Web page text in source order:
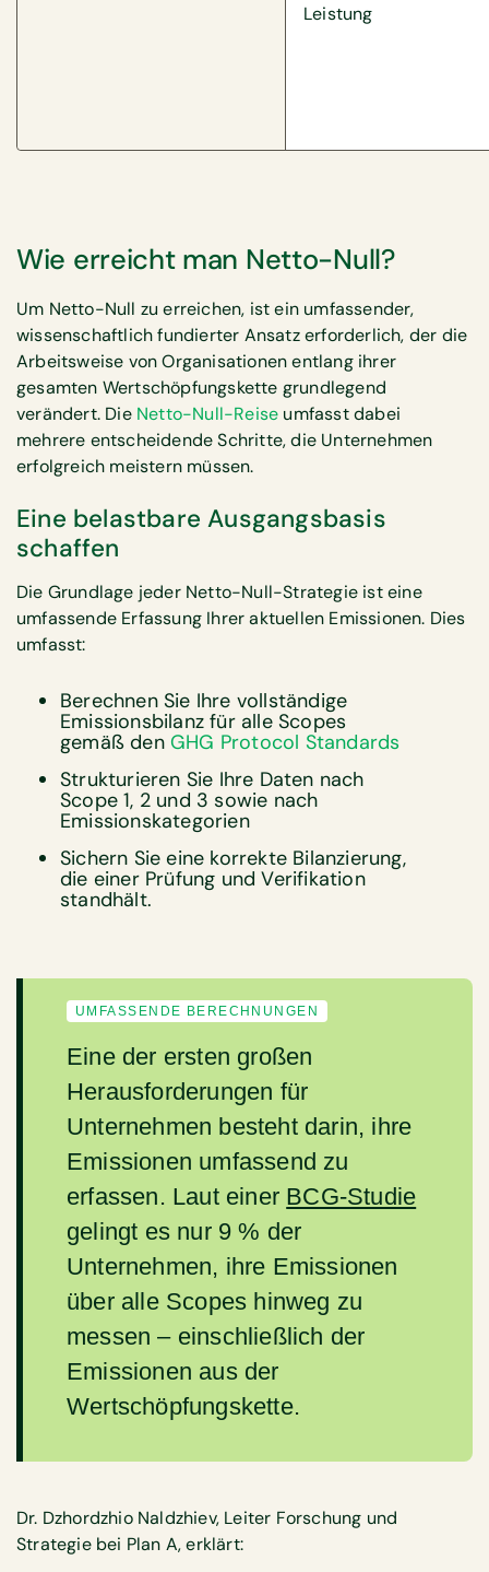
Leistung
Wie erreicht man Netto-Null?
Um Netto-Null zu erreichen, ist ein umfassender,
wissenschaftlich fundierter Ansatz erforderlich, der die
Arbeitsweise von Organisationen entlang ihrer
gesamten Wertschöpfungskette grundlegend
verändert. DieNetto-Null-Reise umfasst dabei
mehrere entscheidende Schritte, die Unternehmen
erfolgreich meistern müssen.
Eine belastbare Ausgangsbasis
schaffen
Die Grundlage jeder Netto-Null-Strategie ist eine
umfassende Erfassung Ihrer aktuellen Emissionen. Dies
umfasst:
Berechnen Sie Ihre vollständige
Emissionsbilanz für alle Scopes
gemäß den GHG Protocol Standards
Strukturieren Sie Ihre Daten nach
Scope 1, 2 und 3 sowie nach
Emissionskategorien
Sichern Sie eine korrekte Bilanzierung,
die einer Prüfung und Verifikation
standhält.
UMFASSENDE BERECHNUNGEN
Eine der ersten großen
Herausforderungen für
Unternehmen besteht darin, ihre
Emissionen umfassend zu
erfassen. Laut einer BCG-Studie
gelingt es nur 9 % der
Unternehmen, ihre Emissionen
über alle Scopes hinweg zu
messen – einschließlich der
Emissionen aus der
Wertschöpfungskette.
Dr. Dzhordzhio Naldzhiev, Leiter Forschung und
Strategie bei Plan A, erklärt: